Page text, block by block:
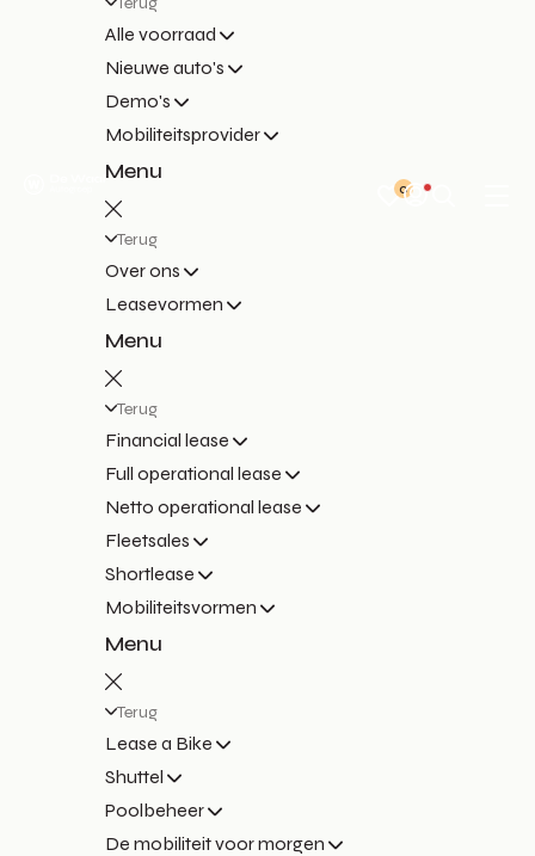
Alle voorraad
Nieuwe auto's
Demo's
Mobiliteitsprovider
Menu
Terug
Over ons
Leasevormen
Menu
Terug
Financial lease
Full operational lease
Netto operational lease
Fleetsales
Shortlease
Mobiliteitsvormen
Menu
Terug
Lease a Bike
Shuttel
Poolbeheer
De mobiliteit voor morgen
0